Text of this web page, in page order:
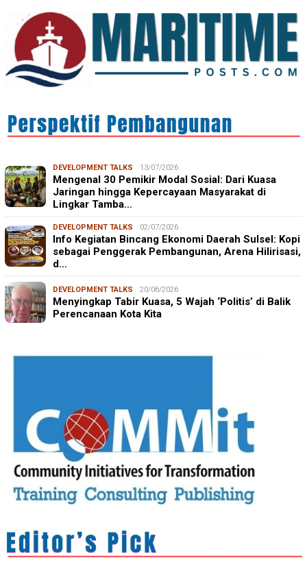
DEVELOPMENT TALKS 13/07/2026
Mengenal 30 Pemikir Modal Sosial: Dari Kuasa
Jaringan hingga Kepercayaan Masyarakat di
Lingkar Tamba…
DEVELOPMENT TALKS 02/07/2026
Info Kegiatan Bincang Ekonomi Daerah Sulsel: Kopi
sebagai Penggerak Pembangunan, Arena Hilirisasi,
d…
DEVELOPMENT TALKS 20/06/2026
Menyingkap Tabir Kuasa, 5 Wajah ‘Politis’ di Balik
Perencanaan Kota Kita